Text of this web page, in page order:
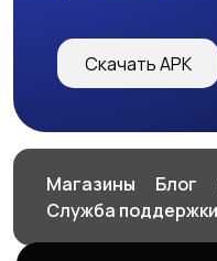
Скачать APK
Магазины Блог
Служба поддержки